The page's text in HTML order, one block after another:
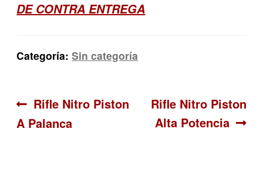
DE CONTRA ENTREGA
Categoría:Sin categoría
Navegación
de
Anterior:
Rifle Nitro Piston
A Palanca
Siguiente:
Rifle Nitro Piston
Alta Potencia